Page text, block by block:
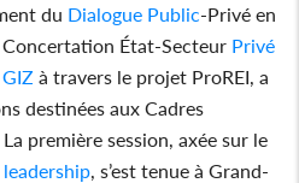
du Dialogue Public-Privé en
Concertation État-Secteur Privé
GIZ à travers le projet ProREI, a
destinées aux Cadres
première session, axée sur le
leadership , s’est tenue à Grand-